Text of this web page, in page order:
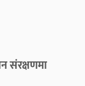
संरक्षणमा